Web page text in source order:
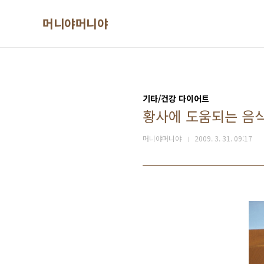
머니야머니야
기타/건강 다이어트
황사에 도움되는 음
머니야머니야 2009. 3. 31. 09:17